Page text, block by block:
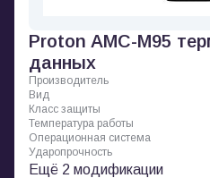
Proton AMC-M95
данных
Производитель
Вид
Класс защиты
Температура работы
Операционная система
Ударопрочность
Ещё 2 модификации